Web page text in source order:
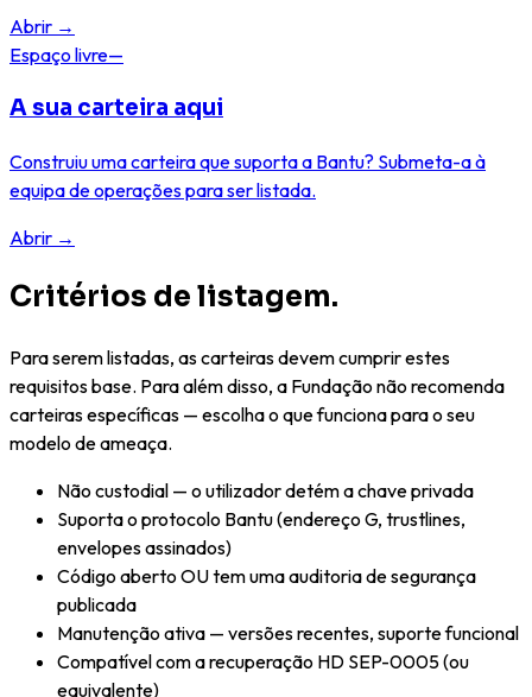
Abrir →
Espaço livre—
A sua carteira aqui
Construiu uma carteira que suporta a Bantu? Submeta-a à
equipa de operações para ser listada.
Abrir →
Critérios de listagem.
Para serem listadas, as carteiras devem cumprir estes
requisitos base. Para além disso, a Fundação não recomenda
carteiras específicas — escolha o que funciona para o seu
modelo de ameaça.
Não custodial — o utilizador detém a chave privada
Suporta o protocolo Bantu (endereço G, trustlines,
envelopes assinados)
Código aberto OU tem uma auditoria de segurança
publicada
Manutenção ativa — versões recentes, suporte funcional
Compatível com a recuperação HD SEP-0005 (ou
equivalente)